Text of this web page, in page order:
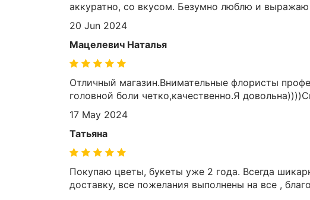
аккуратно, со вкусом. Безумно люблю и
20 Jun 2024
Мацелевич Наталья
Отличный магазин.Внимательные флористы
головной боли четко,качественно.Я
17 May 2024
Татьяна
Покупаю цветы, букеты уже 2 года. Всегда
доставку, все пожелания выполнены на все ,